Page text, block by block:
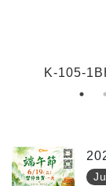
K-105-